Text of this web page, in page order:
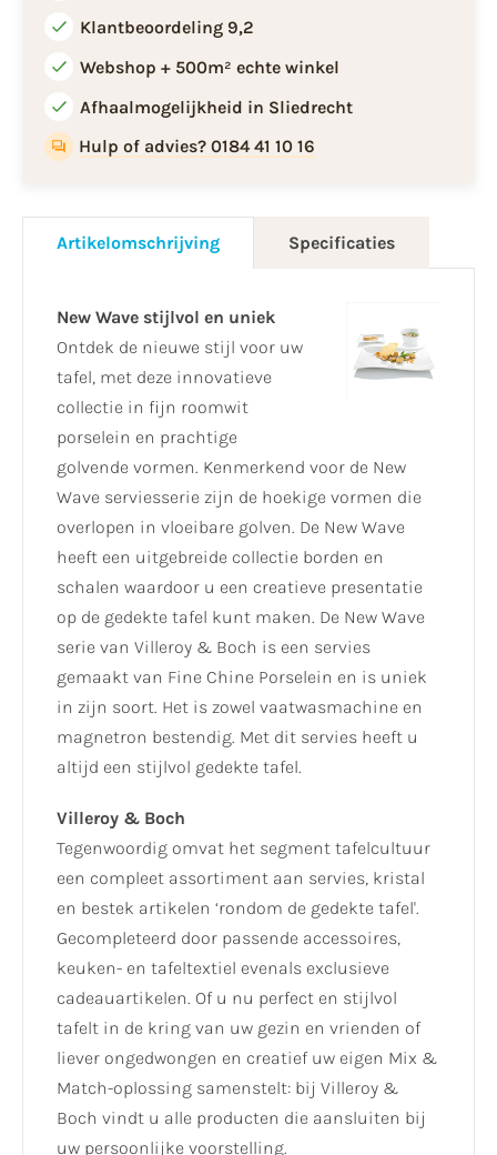
Klantbeoordeling 9,2
Webshop + 500m² echte winkel
Afhaalmogelijkheid in Sliedrecht
Hulp of advies? 0184 41 10 16
Artikelomschrijving Specificaties
New Wave stijlvol en uniek
Ontdek de nieuwe stijl voor uw
tafel, met deze innovatieve
collectie in fijn roomwit
porselein en prachtige
golvende vormen. Kenmerkend voor de New
Wave serviesserie zijn de hoekige vormen die
overlopen in vloeibare golven. De New Wave
heeft een uitgebreide collectie borden en
schalen waardoor u een creatieve presentatie
op de gedekte tafel kunt maken. De New Wave
serie van Villeroy & Boch is een servies
gemaakt van Fine Chine Porselein en is uniek
in zijn soort. Het is zowel vaatwasmachine en
magnetron bestendig. Met dit servies heeft u
altijd een stijlvol gedekte tafel.
Villeroy & Boch
Tegenwoordig omvat het segment tafelcultuur
een compleet assortiment aan servies, kristal
en bestek artikelen ‘rondom de gedekte tafel'.
Gecompleteerd door passende accessoires,
keuken- en tafeltextiel evenals exclusieve
cadeauartikelen. Of u nu perfect en stijlvol
tafelt in de kring van uw gezin en vrienden of
liever ongedwongen en creatief uw eigen Mix &
Match-oplossing samenstelt: bij Villeroy &
Boch vindt u alle producten die aansluiten bij
uw persoonlijke voorstelling.